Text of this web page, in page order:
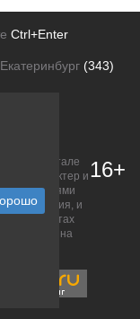
Ctrl+Enter
(343)
на портале
характер и
положениями
описания, и
на сайтах
право на
16+